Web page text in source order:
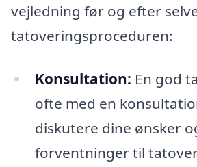
vejledning før og efter
tatoveringsproceduren:
Konsultation: En god
ofte med en
diskutere dine ønsker
forventninger til